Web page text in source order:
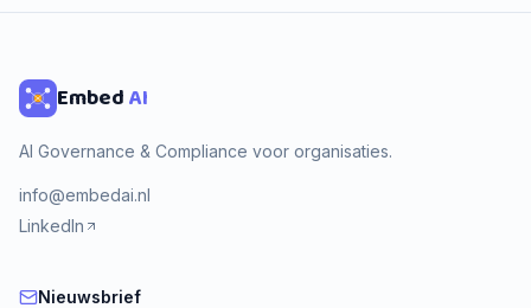
EmbedAI
AI Governance & Compliance voor organisaties.
info@embedai.nl
LinkedIn
Nieuwsbrief